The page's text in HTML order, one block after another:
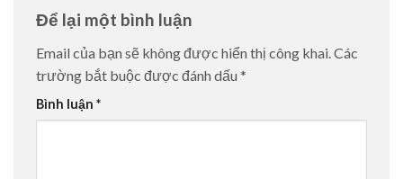
Để lại một bình luận
Email của bạn sẽ không được hiển thị công khai.Các
trường bắt buộc được đánh dấu *
Bình luận *